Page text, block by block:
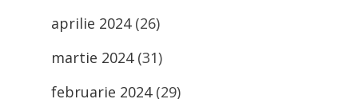
aprilie 2024(26)
martie 2024(31)
februarie 2024(29)